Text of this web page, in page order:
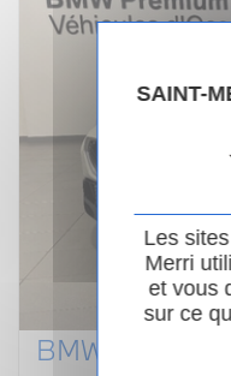
BMW SERIE 1
SAINT-
Les
Merri
et vous
sur ce